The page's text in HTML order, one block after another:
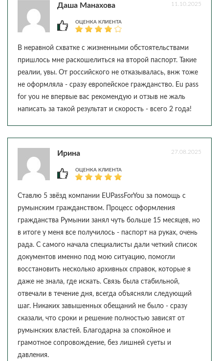
Даша Манахова 11.10.2025
ОЦЕНКА КЛИЕНТА
В неравной схватке с жизненными обстоятельствами
пришлось мне раскошелиться на второй паспорт. Такие
реалии, увы. От российского не отказывалась, внж тоже
не оформляла - сразу европейское гражданство. Eu pass
for you не впервые вас рекомендую и отзыв не жаль
написать за такой результат и скорость - всего 2 года!
Ирина 27.08.2025
ОЦЕНКА КЛИЕНТА
Ставлю 5 звёзд компании EUPassForYou за помощь с
румынским гражданством. Процесс оформления
гражданства Румынии занял чуть больше 15 месяцев, но
в итоге у меня все получилось - паспорт на руках, очень
рада. С самого начала специалисты дали четкий список
документов именно под мою ситуацию, помогли
восстановить несколько архивных справок, которые я
даже не знала, где искать. Связь была стабильной,
отвечали в течение дня, всегда объясняли следующий
шаг. Никаких завышенных обещаний не было - сразу
сказали, что сроки и решение полностью зависят от
румынских властей. Благодарна за спокойное и
грамотное сопровождение, без лишней суеты и
давления.